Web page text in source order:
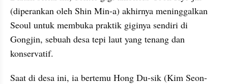
(diperankan oleh Shin Min-a) akhirnya meninggalkan
Seoul untuk membuka praktik giginya sendiri di
Gongjin, sebuah desa tepi laut yang tenang dan
konservatif.
Saat di desa ini, ia bertemu Hong Du-sik (Kim Seon-